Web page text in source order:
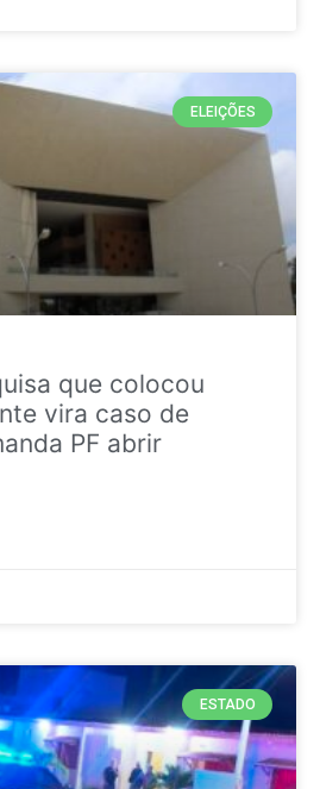
ELEIÇÕES
que colocou
vira caso de
PF abrir
ESTADO